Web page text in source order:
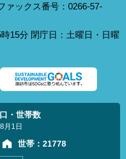
ックス番号：0266-57-
15分 閉庁日：土曜日・日曜
・世帯数
月1日
世帯： 21778